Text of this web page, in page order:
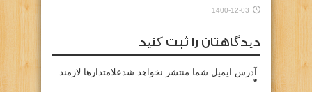
1400-12-03
دیدگاهتان را ثبت کنید
آدرس ایمیل شما منتشر نخواهد شدعلامتدارها لازمند
*